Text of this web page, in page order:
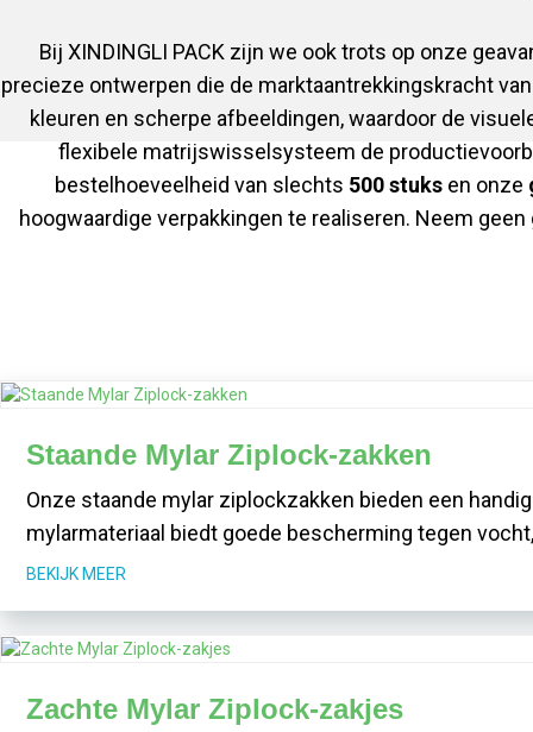
Bij XINDINGLI PACK zijn we ook trots op onze
precieze ontwerpen die de marktaantrekkingskracht
kleuren en scherpe afbeeldingen, waardoor de
flexibele matrijswisselsysteem de
bestelhoeveelheid van slechts 500 stuksen onze
hoogwaardige verpakkingen te realiseren. Neem
Staande Mylar Ziplock-zakken
Onze staande mylar ziplockzakken bieden een
mylarmateriaal biedt goede bescherming tegen
BEKIJK MEER
Zachte Mylar Ziplock-zakjes